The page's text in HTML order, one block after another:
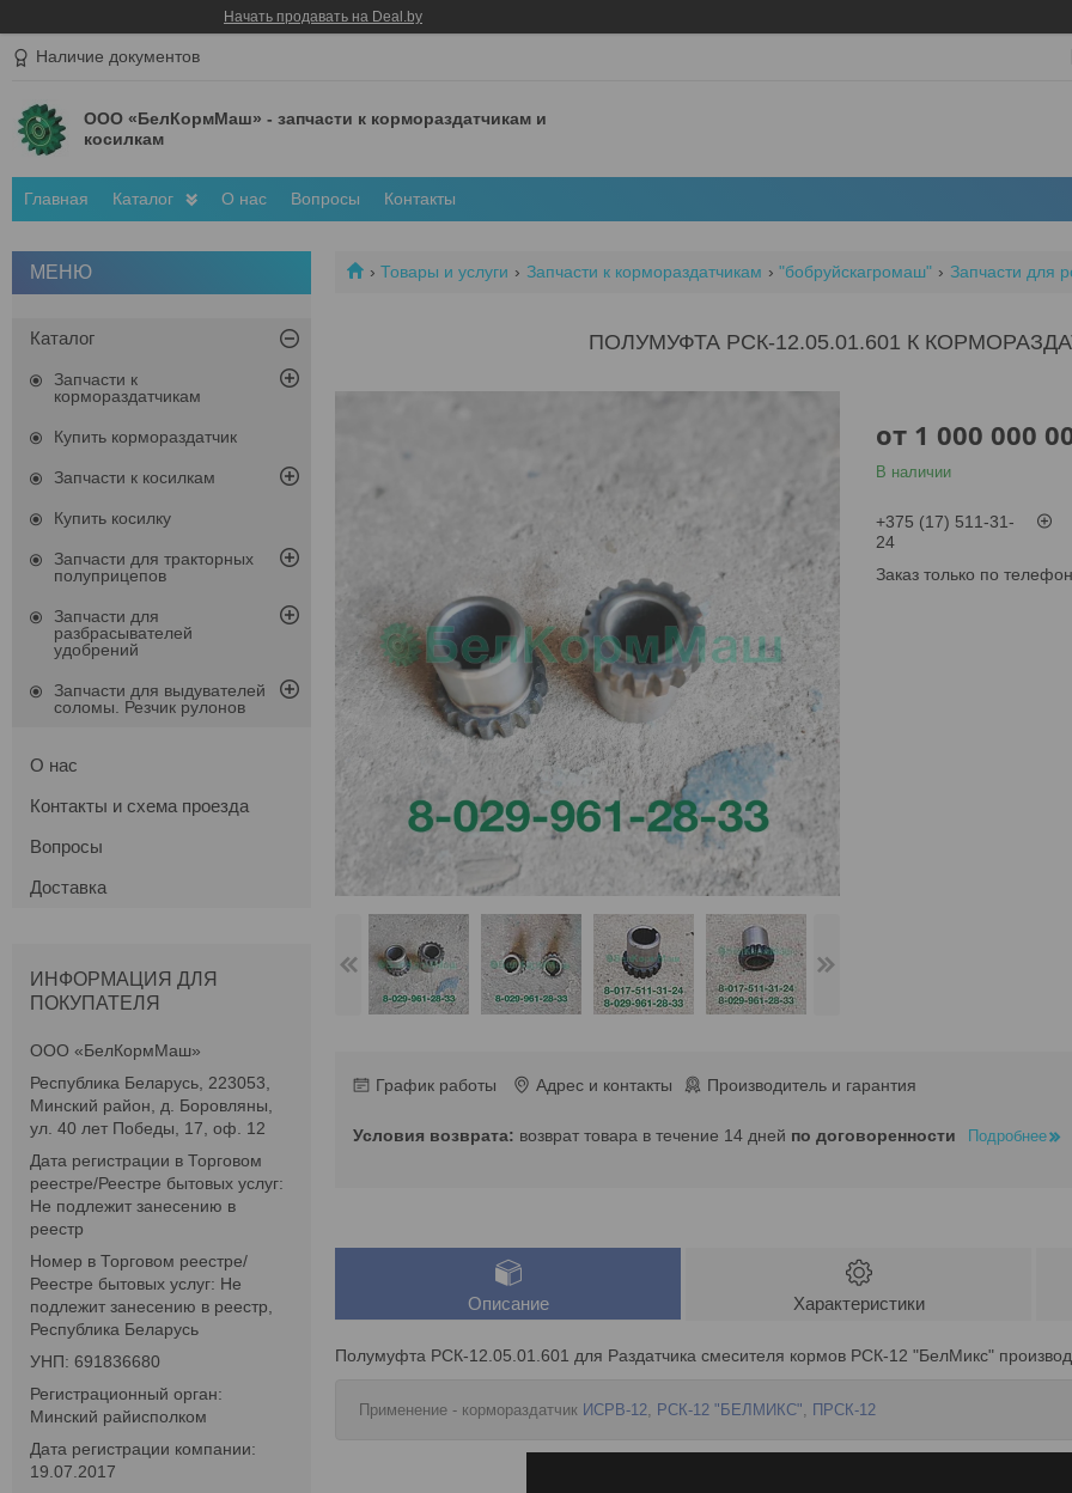
Начать продавать на Deal.by
Наличие документов
ООО «БелКормМаш» - запчасти к кормораздатчикам и
косилкам
Главная Каталог О нас Вопросы Контакты
Товары и услуги Запчасти к кормораздатчикам "бобруйскагромаш" Запчасти для
ПОЛУМУФТА РСК-12.05.01.601 К
от 1 000 000
В наличии
+375 (17) 511-31-
24
Заказ только по
График работы Адрес и контакты Производитель и гарантия
возврат товара в течение 14 дней по договоренности Подробнее
Описание Характеристики
Полумуфта РСК-12.05.01.601 для Раздатчика смесителя кормов РСК-12 "БелМикс"
Применение - кормораздатчик ИСРВ-12 РСК-12 "БЕЛМИКС" ПРСК-12
Каталог
Запчасти к
кормораздатчикам
Купить кормораздатчик
Запчасти к косилкам
Купить косилку
Запчасти для тракторных
полуприцепов
Запчасти для
разбрасывателей
удобрений
Запчасти для выдувателей
соломы. Резчик рулонов
О нас
Контакты и схема проезда
Вопросы
Доставка
ИНФОРМАЦИЯ ДЛЯ
ПОКУПАТЕЛЯ
ООО «БелКормМаш»
Республика Беларусь, 223053,
Минский район, д. Боровляны,
ул. 40 лет Победы, 17, оф. 12
Дата регистрации в Торговом
реестре/Реестре бытовых услуг:
Не подлежит занесению в
реестр
Номер в Торговом реестре/
Реестре бытовых услуг: Не
подлежит занесению в реестр,
Республика Беларусь
УНП: 691836680
Регистрационный орган:
Минский райисполком
Дата регистрации компании:
19.07.2017